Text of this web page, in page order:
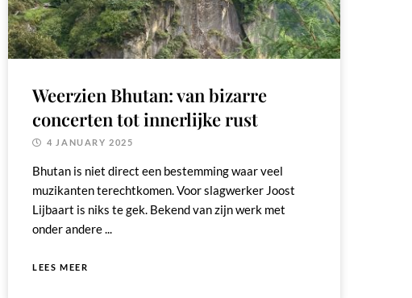
Weerzien Bhutan: van bizarre
concerten tot innerlijke rust
4 JANUARY 2025
Bhutan is niet direct een bestemming waar veel
muzikanten terechtkomen. Voor slagwerker Joost
Lijbaart is niks te gek. Bekend van zijn werk met
onder andere ...
LEES MEER